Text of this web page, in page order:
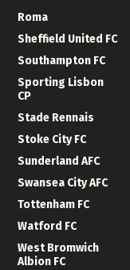
Roma
Sheffield United FC
Southampton FC
Sporting Lisbon
CP
Stade Rennais
Stoke City FC
Sunderland AFC
Swansea City AFC
Tottenham FC
Watford FC
West Bromwich
Albion FC